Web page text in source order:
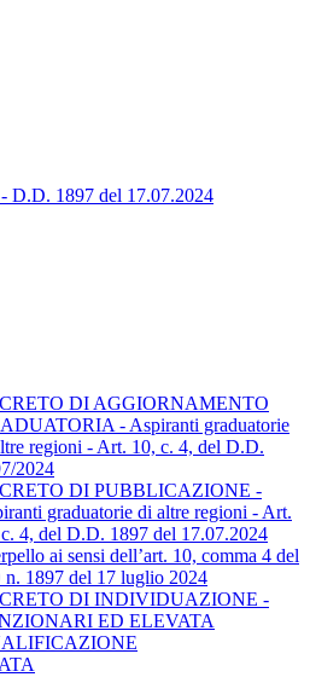
D.D. 1897 del 17.07.2024
DI AGGIORNAMENTO
- Aspiranti graduatorie
regioni - Art. 10, c. 4, del D.D.
2024
DI PUBBLICAZIONE -
graduatorie di altre regioni - Art.
4, del D.D. 1897 del 17.07.2024
ai sensi dell’art. 10, comma 4 del
1897 del 17 luglio 2024
DI INDIVIDUAZIONE -
ED ELEVATA